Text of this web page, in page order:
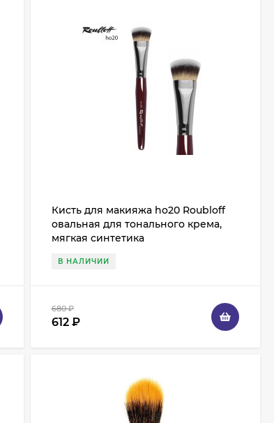
Кисть для макияжа ho20 Roubloff
овальная для тонального крема,
мягкая синтетика
В НАЛИЧИИ
680₽
612 ₽